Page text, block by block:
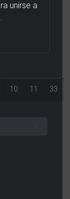
unirse a
10 11 33